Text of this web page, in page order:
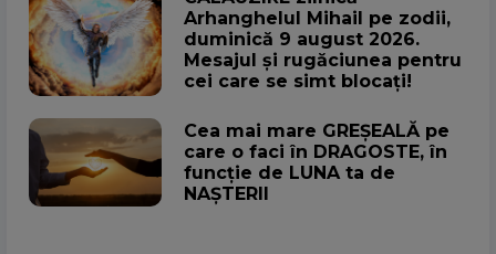
Arhanghelul Mihail pe zodii,
duminică 9 august 2026.
Mesajul și rugăciunea pentru
cei care se simt blocați!
Cea mai mare GREȘEALĂ pe
care o faci în DRAGOSTE, în
funcție de LUNA ta de
NAȘTERII